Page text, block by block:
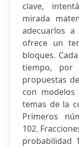
clave,
mirada
adecuarlos
ofrece un
bloques.
tiempo, por
propuestas
con modelos
temas de la
Primeros
102.
probabilidad